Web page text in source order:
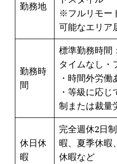
勤務地
※フルリモー
可能なエリア
勤務時
間
標準勤務時間
タイムなし・
・時間外労働
・等級に応
制または裁量
休日休
暇
完全週休2日
暇、夏季休暇
休暇など